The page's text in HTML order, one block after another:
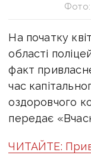
Фото:
На початку
області
факт
час
оздоровчого
передає
ЧИТАЙТЕ: